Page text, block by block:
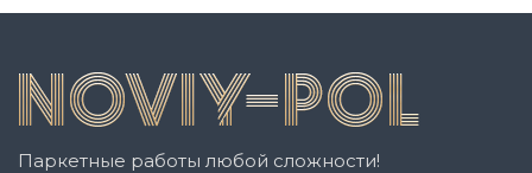
Паркетные работы любой сложности!